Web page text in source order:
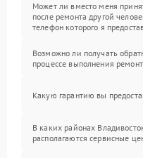
Может ли вместо меня
после ремонта другой
телефон которого я
Возможно ли получать
процессе выполнения
Какую гарантию вы
В каких районах
располагаются сервисные